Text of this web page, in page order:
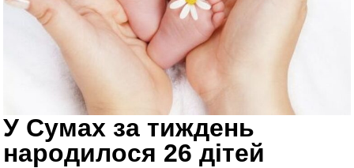
У Сумах за тиждень
народилося 26 дітей